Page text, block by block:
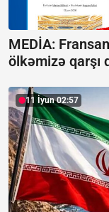
MEDİA:
ölkəmizə qarşı
11 İyun 02:57